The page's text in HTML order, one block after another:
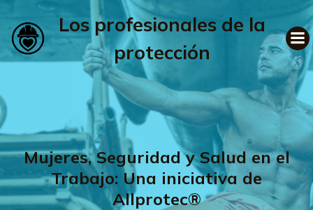
Los profesionales de la
protección
Mujeres, Seguridad y Salud en el
Trabajo: Una iniciativa de
Allprotec®